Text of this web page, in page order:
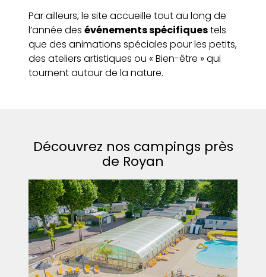
Par ailleurs, le site accueille tout au long de
l’année des événements spécifiquestels
que des animations spéciales pour les petits,
des ateliers artistiques ou « Bien-être » qui
tournent autour de la nature.
Découvrez nos campings près
de Royan